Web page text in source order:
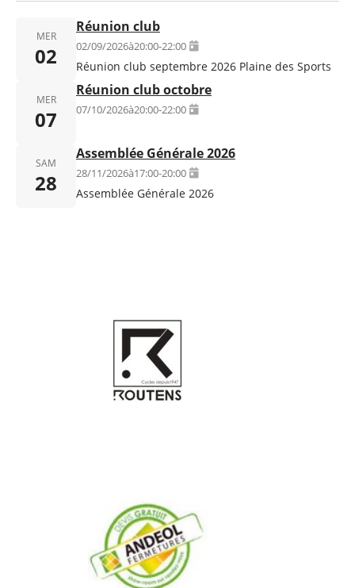
MER
02
Réunion club
02/09/2026à20:00-22:00
Réunion club septembre 2026 Plaine des Sports
MER
07
Réunion club octobre
07/10/2026à20:00-22:00
SAM
28
Assemblée Générale 2026
28/11/2026à17:00-20:00
Assemblée Générale 2026